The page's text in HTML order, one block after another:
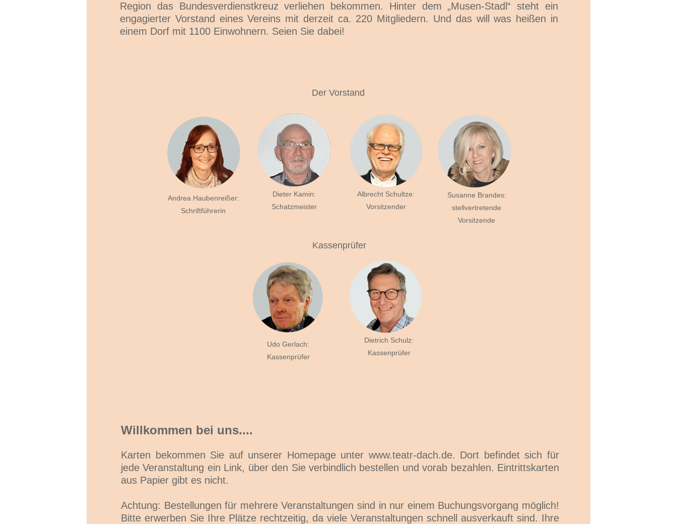
Willkommen bei uns....
Karten bekommen Sie auf unserer Homepage unter www.teatr-dach.de. Dort befindet sich für
jede Veranstaltung ein Link, über den Sie verbindlich bestellen und vorab bezahlen. Eintrittskarten
aus Papier gibt es nicht.
Achtung: Bestellungen für mehrere Veranstaltungen sind in nur einem Buchungsvorgang möglich!
Bitte erwerben Sie Ihre Plätze rechtzeitig, da viele Veranstaltungen schnell ausverkauft sind. Ihre
Region das Bundesverdienstkreuz verliehen bekommen. Hinter dem „Musen-Stadl“ steht ein
engagierter Vorstand eines Vereins mit derzeit ca. 220 Mitgliedern. Und das will was heißen in
einem Dorf mit 1100 Einwohnern. Seien Sie dabei!
Andrea Haubenreißer:
Schriftführerin
Albrecht Schultze:
Vorsitzender
Dieter Kamin:
Schatzmeister
Susanne Brandes:
stellvertretende
Vorsitzende
Udo Gerlach:
Kassenprüfer
Dietrich Schulz:
Kassenprüfer
Der Vorstand
Kassenprüfer